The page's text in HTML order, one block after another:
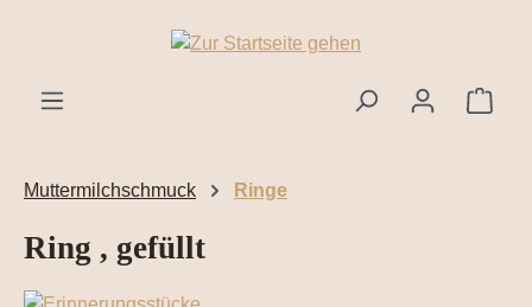
Zum Hauptinhalt springen
Muttermilchschmuck Ringe
Ring , gefüllt